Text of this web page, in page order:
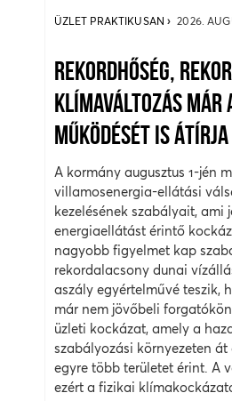
ÜZLET PRAKTIKUSAN 2026.
REKORDHŐSÉG,
KLÍMAVÁLTOZÁS MÁR
MŰKÖDÉSÉT IS ÁTÍRJA
A kormány augusztus 1-jén
villamosenergia-ellátási
kezelésének szabályait, ami
energiaellátást érintő
nagyobb figyelmet kap
rekordalacsony dunai
aszály egyértelművé teszik,
már nem jövőbeli
üzleti kockázat, amely a
szabályozási környezeten
egyre több területet érint. A
ezért a fizikai